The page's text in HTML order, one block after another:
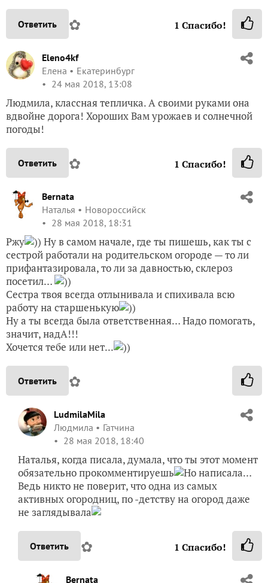
Ответить ✿ 1 Спасибо!
Eleno4kf
Елена
Екатеринбург
24 мая 2018, 13:08
Людмила, классная тепличка. А своими руками она
вдвойне дорога! Хороших Вам урожаев и солнечной
погоды!
Ответить ✿ 1 Спасибо!
Bernata
Наталья
Новороссийск
28 мая 2018, 18:31
Ржу
)) Ну в самом начале, где ты пишешь, как ты с
сестрой работали на родительском огороде — то ли
прифантазировала, то ли за давностью, склероз
посетил…
))
Сестра твоя всегда отлынивала и спихивала всю
работу на старшенькую
))
Ну а ты всегда была ответственная… Надо помогать,
значит, надА!!!
Хочется тебе или нет...
))
Ответить ✿
LudmilaMila
Людмила
Гатчина
28 мая 2018, 18:40
Наталья, когда писала, думала, что ты этот момент
обязательно прокомментируешь
Но написала…
Ведь никто не поверит, что одна из самых
активных огородниц, по -детству на огород даже
не заглядывала
Ответить ✿ 1 Спасибо!
Bernata